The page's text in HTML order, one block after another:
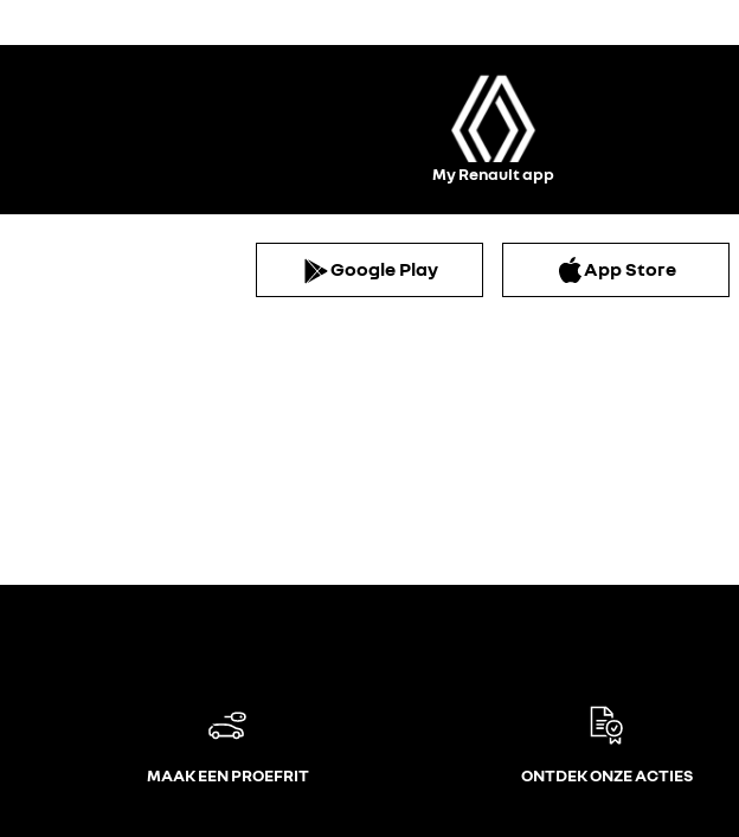
My Renault app
Google Play App Store
MAAK EEN PROEFRIT ONTDEK ONZE ACTIES